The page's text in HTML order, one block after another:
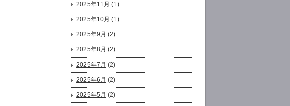
2025年11月 (1)
2025年10月 (1)
2025年9月 (2)
2025年8月 (2)
2025年7月 (2)
2025年6月 (2)
2025年5月 (2)